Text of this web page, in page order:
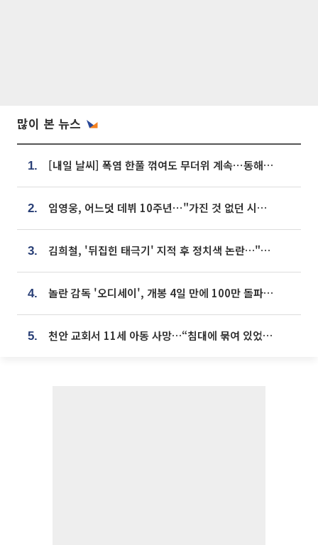
많이 본 뉴스
1. [내일 날씨] 폭염 한풀 꺾여도 무더위 계속⋯동해안 이틀 연속 비
2. 임영웅, 어느덧 데뷔 10주년⋯"가진 것 없던 시절, 내 앞엔 20명의 팬뿐"
3. 김희철, '뒤집힌 태극기' 지적 후 정치색 논란…"좌우 떠나 우리나라 국기"
4. 놀란 감독 '오디세이', 개봉 4일 만에 100만 돌파⋯'왕사남' 보다 빠르다
5. 천안 교회서 11세 아동 사망…“침대에 묶여 있었다” 진술 확보